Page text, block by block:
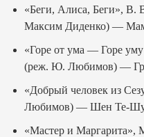
«Беги, Алиса, Беги»,
Максим Диденко) —
«Горе от ума — Горе
(реж. Ю. Любимов) —
«Добрый человек из
Любимов) — Шен Те-
«Мастер и